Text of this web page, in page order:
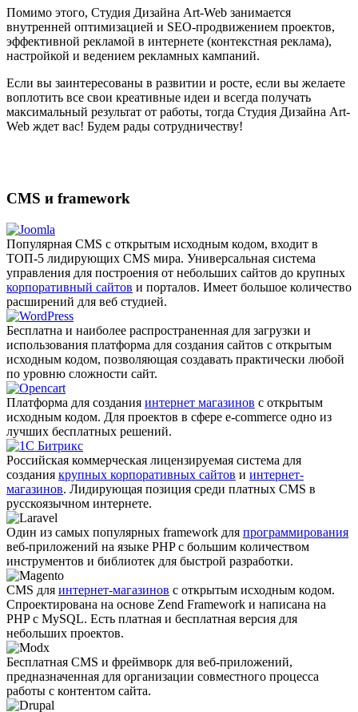
Помимо этого, Студия Дизайна Art-Web занимается
внутренней оптимизацией и SEO-продвижением проектов,
эффективной рекламой в интернете (контекстная реклама),
настройкой и ведением рекламных кампаний.
Если вы заинтересованы в развитии и росте, если вы желаете
воплотить все свои креативные идеи и всегда получать
максимальный результат от работы, тогда Студия Дизайна Art-
Web ждет вас! Будем рады сотрудничеству!
CMS и framework
Популярная CMS с открытым исходным кодом, входит в
ТОП-5 лидирующих CMS мира. Универсальная система
управления для построения от небольших сайтов до крупных
корпоративный сайтов и порталов. Имеет большое количество
расширений для веб студией.
Бесплатна и наиболее распро­страненная для загрузки и
использования платформа для создания сайтов с открытым
исходным кодом, позволяющая создавать практически любой
по уровню сложности сайт.
Платформа для создания интернет магазинов с открытым
исходным кодом. Для проектов в сфере e-commerce одно из
лучших бесплатных решений.
Российская коммерческая лицензируемая система для
создания крупных корпоративных сайтов и интернет-
магазинов. Лидирующая позиция среди платных CMS в
русскоязычном интернете.
Один из самых популярных framework для программирования
веб-приложений на языке PHP с большим количеством
инструментов и библиотек для быстрой разработки.
CMS для интернет-магазинов с открытым исходным кодом.
Спроектирована на основе Zend Framework и написана на
PHP с MySQL. Есть платная и бесплатная версия для
небольших проектов.
Бесплатная CMS и фреймворк для веб-приложений,
предназначенная для организации совместного процесса
работы с контентом сайта.